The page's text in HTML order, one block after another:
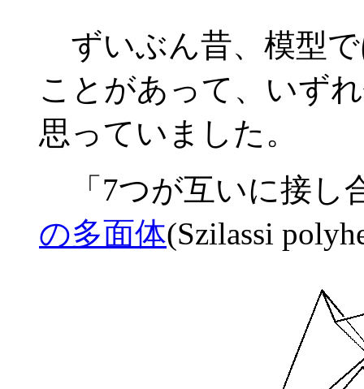
ずいぶん昔、模型
ことがあって、いず
思っていました。
「7つが互いに接し
の多面体(Szilassi